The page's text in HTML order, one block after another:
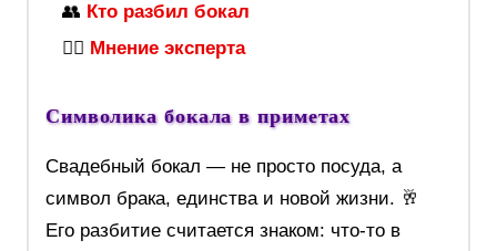
👥 Кто разбил бокал
🧙‍♀️ Мнение эксперта
Символика бокала в приметах
Свадебный бокал — не просто посуда, а
символ брака, единства и новой жизни. 🥂
Его разбитие считается знаком: что‑то в